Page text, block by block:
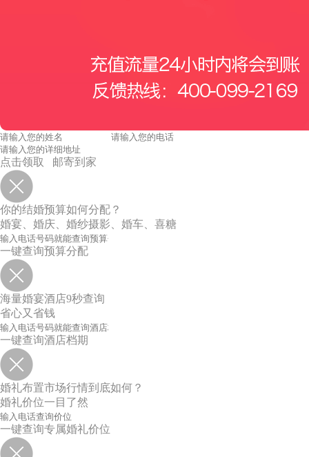
点击领取 邮寄到家
你的结婚预算如何分配？
婚宴、婚庆、婚纱摄影、婚车、喜糖
一键查询预算分配
海量婚宴酒店9秒查询
省心又省钱
一键查询酒店档期
婚礼布置市场行情到底如何？
婚礼价位一目了然
一键查询专属婚礼价位